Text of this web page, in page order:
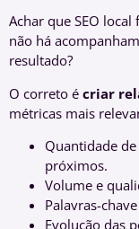
Achar que SEO local
não há
resultado?
O correto é criar
métricas mais
Quantidade
próximos.
Volume e
Palavras-
Evolução das